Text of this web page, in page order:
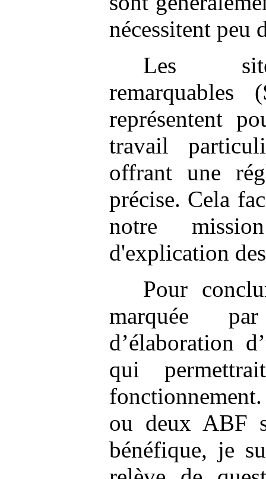
nécessitent peu
Les
remarquables
représentent
travail
offrant une
précise. Cela
notre
d'explication
Pour
marquée
d’élaboration
qui
ou deux ABF
bénéfique, je